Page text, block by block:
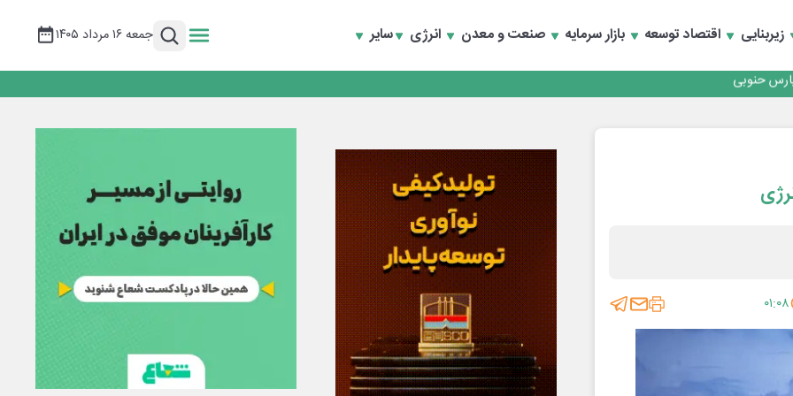
زیربنایی اقتصاد توسعه بازار سرمایه صنعت و معدن انرژی سایر جمعه ۱۶ مرداد ۱۴۰۵
منطقه یک
تجارت و همگرایی منطقه‌ای
منطقه یک
تجارت و همگرایی منطقه‌ای
۰۱:۰۸